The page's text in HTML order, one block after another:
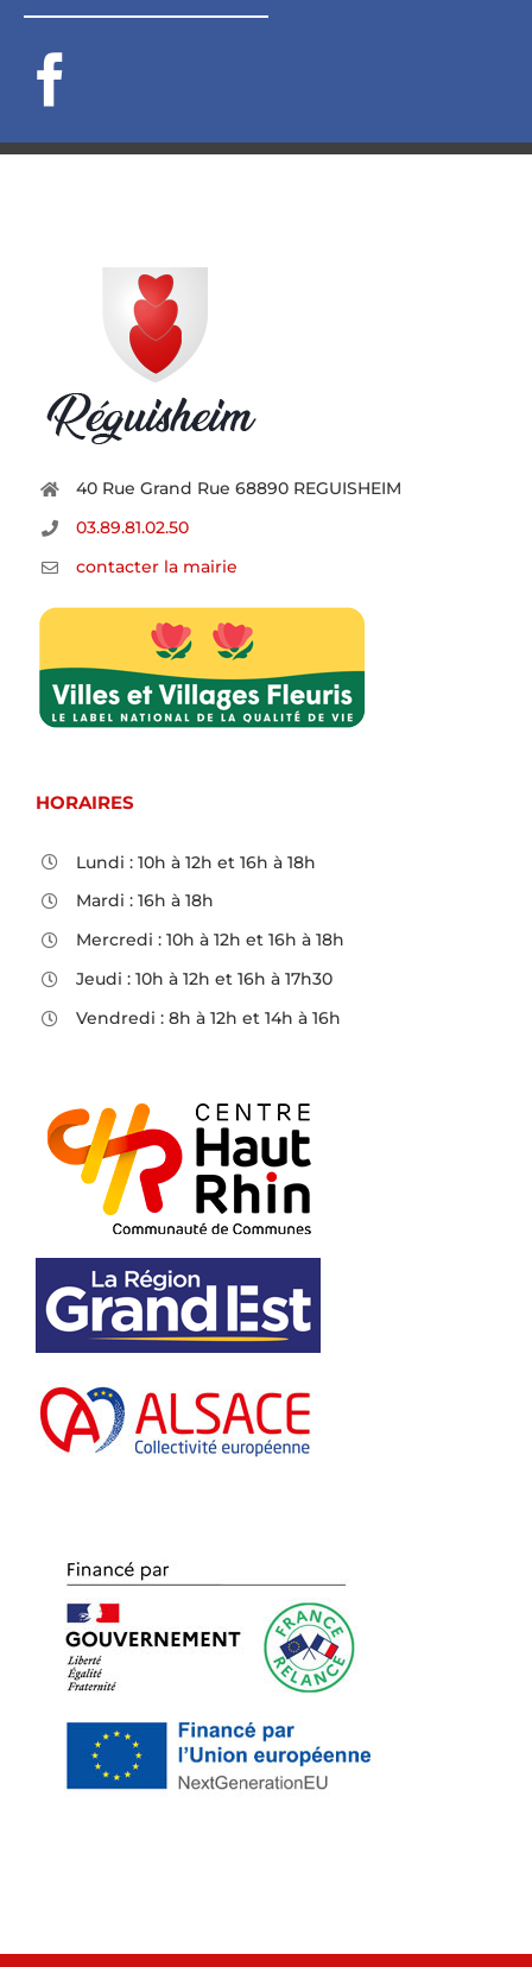
40 Rue Grand Rue 68890 REGUISHEIM
03.89.81.02.50
contacter la mairie
HORAIRES
Lundi : 10h à 12h et 16h à 18h
Mardi : 16h à 18h
Mercredi : 10h à 12h et 16h à 18h
Jeudi : 10h à 12h et 16h à 17h30
Vendredi : 8h à 12h et 14h à 16h